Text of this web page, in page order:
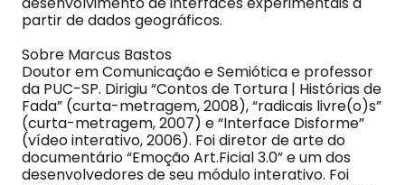
partir de dados geográficos.
Sobre Marcus Bastos
Doutor em Comunicação e Semiótica e professor
da PUC-SP. Dirigiu “Contos de Tortura | Histórias de
Fada” (curta-metragem, 2008), “radicais livre(o)s”
(curta-metragem, 2007) e “Interface Disforme”
(vídeo interativo, 2006). Foi diretor de arte do
documentário “Emoção Art.Ficial 3.0” e um dos
desenvolvedores de seu módulo interativo. Foi